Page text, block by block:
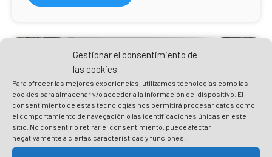
Gestionar el consentimiento de
las cookies
Para ofrecer las mejores experiencias, utilizamos tecnologías como las
cookies para almacenar y/o acceder a la información del dispositivo. El
consentimiento de estas tecnologías nos permitirá procesar datos como
el comportamiento de navegación o las identificaciones únicas en este
sitio. No consentir o retirar el consentimiento, puede afectar
negativamente a ciertas características y funciones.